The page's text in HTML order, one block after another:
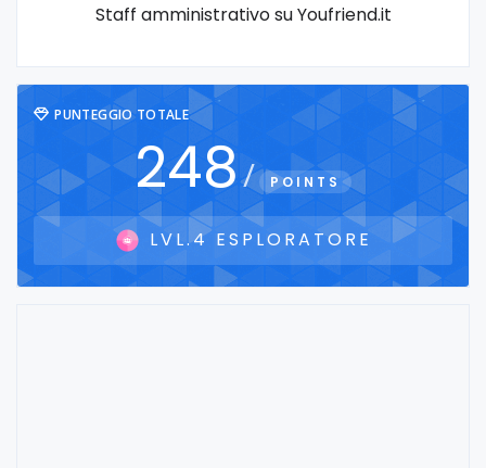
Staff amministrativo su Youfriend.it
PUNTEGGIO TOTALE
248/ POINTS
LVL.4 ESPLORATORE